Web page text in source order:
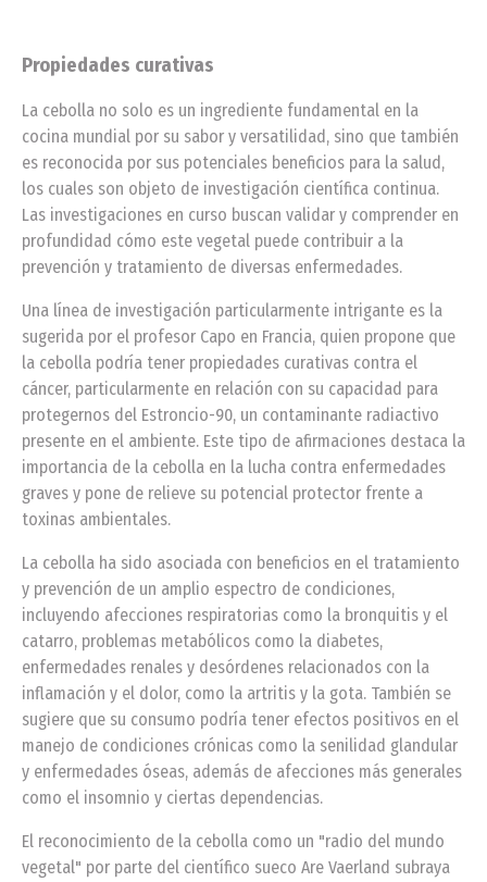
Propiedades curativas
La cebolla no solo es un ingrediente fundamental en la
cocina mundial por su sabor y versatilidad, sino que también
es reconocida por sus potenciales beneficios para la salud,
los cuales son objeto de investigación científica continua.
Las investigaciones en curso buscan validar y comprender en
profundidad cómo este vegetal puede contribuir a la
prevención y tratamiento de diversas enfermedades.
Una línea de investigación particularmente intrigante es la
sugerida por el profesor Capo en Francia, quien propone que
la cebolla podría tener propiedades curativas contra el
cáncer, particularmente en relación con su capacidad para
protegernos del Estroncio-90, un contaminante radiactivo
presente en el ambiente. Este tipo de afirmaciones destaca la
importancia de la cebolla en la lucha contra enfermedades
graves y pone de relieve su potencial protector frente a
toxinas ambientales.
La cebolla ha sido asociada con beneficios en el tratamiento
y prevención de un amplio espectro de condiciones,
incluyendo afecciones respiratorias como la bronquitis y el
catarro, problemas metabólicos como la diabetes,
enfermedades renales y desórdenes relacionados con la
inflamación y el dolor, como la artritis y la gota. También se
sugiere que su consumo podría tener efectos positivos en el
manejo de condiciones crónicas como la senilidad glandular
y enfermedades óseas, además de afecciones más generales
como el insomnio y ciertas dependencias.
El reconocimiento de la cebolla como un "radio del mundo
vegetal" por parte del científico sueco Are Vaerland subraya